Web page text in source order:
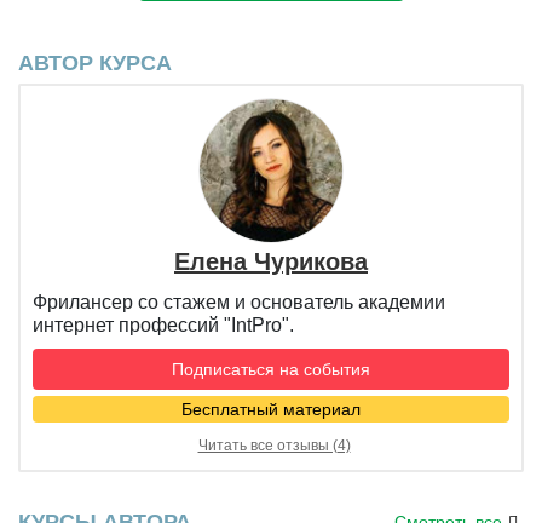
АВТОР КУРСА
Елена Чурикова
Фрилансер со стажем и основатель академии
интернет профессий "IntPro".
Подписаться на события
Бесплатный материал
Читать все отзывы (4)